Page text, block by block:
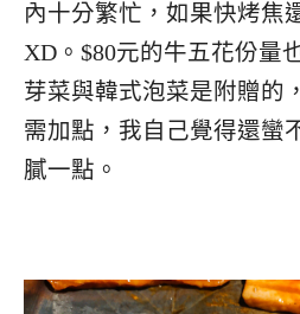
內十分繁忙，如果快烤焦
XD。$80元的牛五花份量
芽菜與韓式泡菜是附贈的
需加點，我自己覺得還蠻
膩一點。